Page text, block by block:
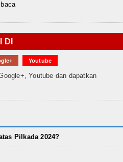
DI
Youtube
Youtube dan dapatkan
Pilkada 2024?